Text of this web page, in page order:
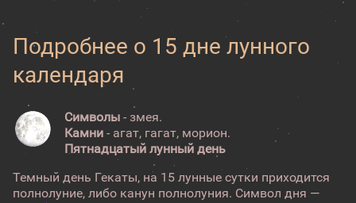
Подробнее о 15 дне лунного
календаря
Символы - змея.
Камни - агат, гагат, морион.
Пятнадцатый лунный день
Темный день Гекаты, на 15 лунные сутки приходится
полнолуние, либо канун полнолуния. Символ дня —